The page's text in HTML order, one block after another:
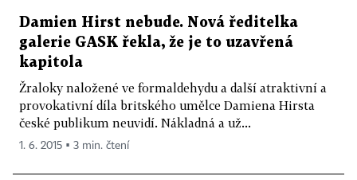
Damien Hirst nebude. Nová ředitelka
galerie GASK řekla, že je to uzavřená
kapitola
Žraloky naložené ve formaldehydu a další atraktivní a
provokativní díla britského umělce Damiena Hirsta
české publikum neuvidí. Nákladná a už...
1. 6. 2015 ▪ 3 min. čtení